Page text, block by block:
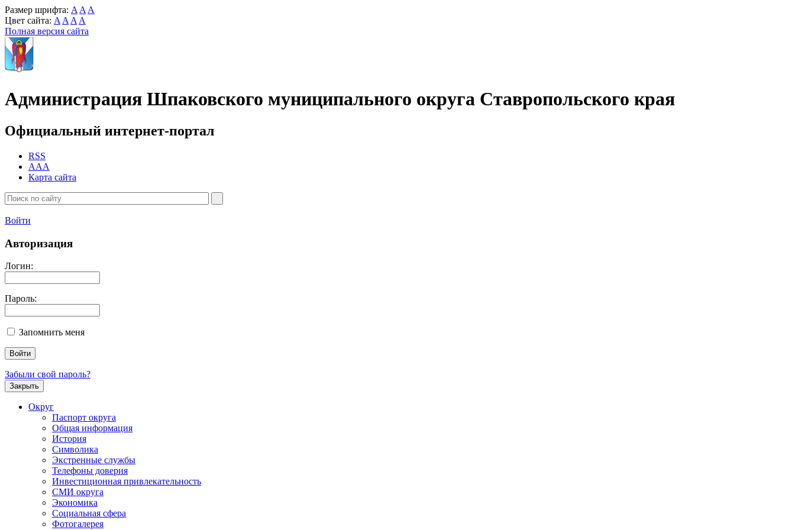
Размер шрифта: A A A
Цвет сайта: A A A A
Полная версия сайта
Администрация Шпаковского муниципального округа Ставропольского края
Официальный интернет-портал
RSS
AAA
Карта сайта
Войти
Авторизация
Логин:
Пароль:
Запомнить меня
Забыли свой пароль?
Закрыть
Округ
Паспорт округа
Общая информация
История
Символика
Экстренные службы
Телефоны доверия
Инвестиционная привлекательность
СМИ округа
Экономика
Социальная сфера
Фотогалерея